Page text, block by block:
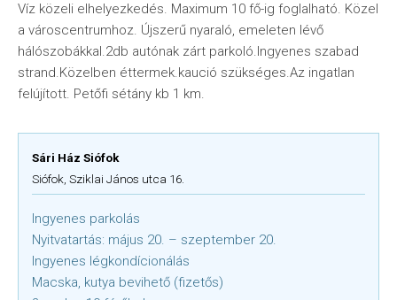
Víz közeli elhelyezkedés. Maximum 10 fő-ig foglalható. Közel
a városcentrumhoz. Újszerű nyaraló, emeleten lévő
hálószobákkal.2db autónak zárt parkoló.Ingyenes szabad
strand.Közelben éttermek.kaució szükséges.Az ingatlan
felújított. Petőfi sétány kb 1 km.
Sári Ház Siófok
Siófok, Sziklai János utca 16.
Ingyenes parkolás
Nyitvatartás: május 20. – szeptember 20.
Ingyenes légkondícionálás
Macska, kutya bevihető (fizetős)